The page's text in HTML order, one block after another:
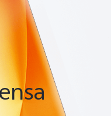
país/região